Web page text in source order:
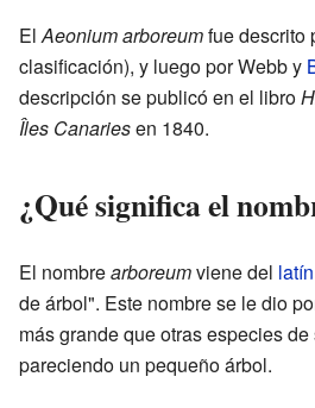
ElAeonium arboreumfue descrito
clasificación), y luego por Webb y
descripción se publicó en el libro
Îles Canariesen 1840.
¿Qué significa el
El nombrearboreumviene del latín
de árbol". Este nombre se le dio
más grande que otras especies
pareciendo un pequeño árbol.